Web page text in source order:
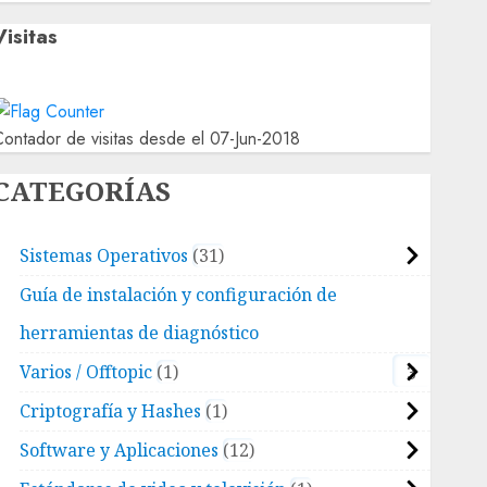
de visitas desde el 07-Jun-2018
Sistemas Operativos 31
Guía de instalación y configuración de
herramientas de diagnóstico
3
Varios / Offtopic 1
Criptografía y Hashes 1
Software y Aplicaciones 12